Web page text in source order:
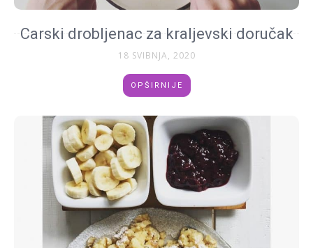
Carski drobljenac za kraljevski doručak
18 SVIBNJA, 2020
OPŠIRNIJE